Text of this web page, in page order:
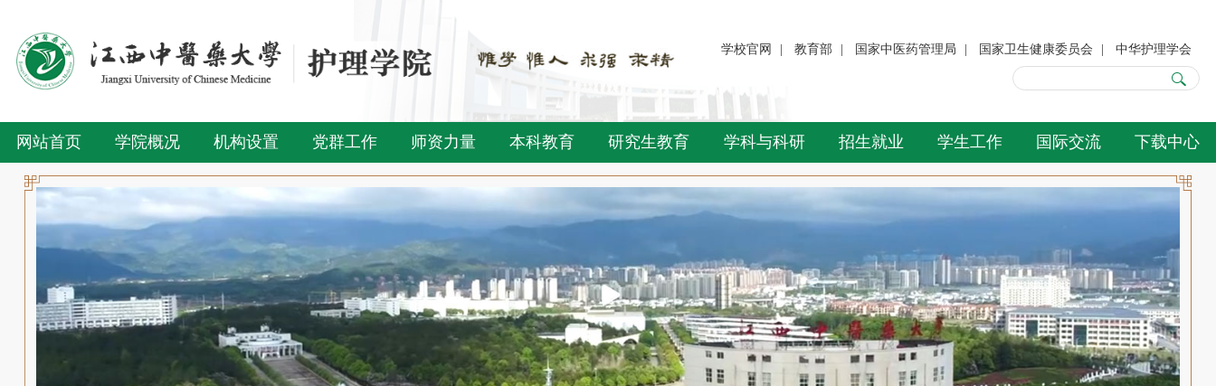
学校官网 | 教育部 | 国家中医药管理局 | 国家卫生健康委员会 | 中华护理学会
网站首页 学院概况 机构设置 党群工作 师资力量 本科教育 研究生教育 学科与科研 招生就业 学生工作 国际交流 下载中心